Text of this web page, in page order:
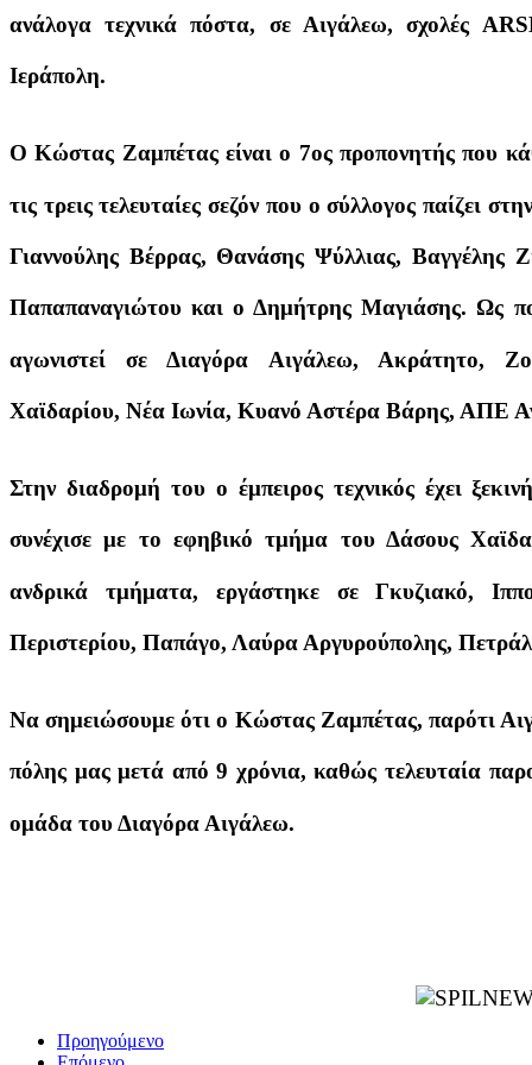
ανάλογα τεχνικά πόστα, σε Αιγάλεω, σχολές
Ιεράπολη.
Ο Κώστας Ζαμπέτας είναι ο 7ος προπονητής που
τις τρεις τελευταίες σεζόν που ο σύλλογος παίζει
Γιαννούλης Βέρρας, Θανάσης Ψύλλιας, Βαγγέλης
Παπαπαναγιώτου και ο Δημήτρης Μαγιάσης. Ως
αγωνιστεί σε Διαγόρα Αιγάλεω, Ακράτητο,
Χαϊδαρίου, Νέα Ιωνία, Κυανό Αστέρα Βάρης, ΑΠΕ
Στην διαδρομή του ο έμπειρος τεχνικός έχει
συνέχισε με το εφηβικό τμήμα του Δάσους
ανδρικά τμήματα, εργάστηκε σε Γκυζιακό,
Περιστερίου, Παπάγο, Λαύρα Αργυρούπολης,
Να σημειώσουμε ότι ο Κώστας Ζαμπέτας, παρότι
πόλης μας μετά από 9 χρόνια, καθώς τελευταία
ομάδα του Διαγόρα Αιγάλεω.
Προηγούμενο